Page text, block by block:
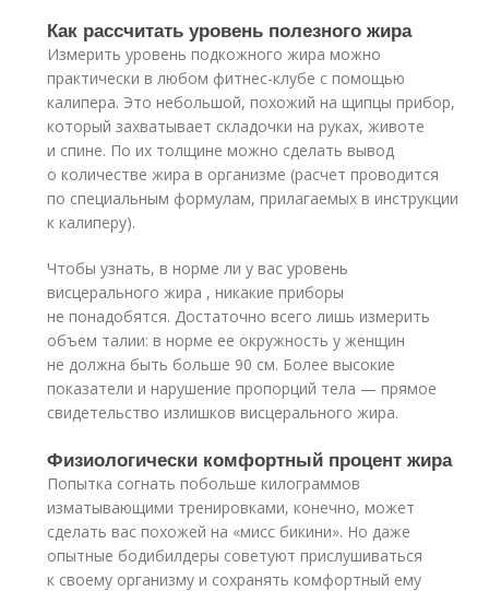
Как рассчитать уровень полезного жира
Измерить уровень подкожного жира можно
практически в любом фитнес-клубе с помощью
калипера. Это небольшой, похожий на щипцы прибор,
который захватывает складочки на руках, животе
и спине. По их толщине можно сделать вывод
о количестве жира в организме (расчет проводится
по специальным формулам, прилагаемых в инструкции
к калиперу).
Чтобы узнать, в норме ли у вас уровень
висцерального жира , никакие приборы
не понадобятся. Достаточно всего лишь измерить
объем талии: в норме ее окружность у женщин
не должна быть больше 90 см. Более высокие
показатели и нарушение пропорций тела — прямое
свидетельство излишков висцерального жира.
Физиологически комфортный процент жира
Попытка согнать побольше килограммов
изматывающими тренировками, конечно, может
сделать вас похожей на «мисс бикини». Но даже
опытные бодибилдеры советуют прислушиваться
к своему организму и сохранять комфортный ему